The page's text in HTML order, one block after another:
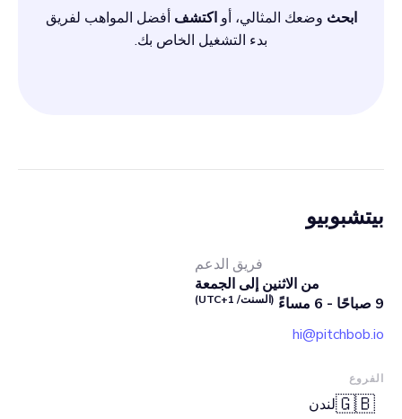
ابحث وضعك المثالي، أواكتشف أفضل المواهب لفريق
بدء التشغيل الخاص بك.
بيتشبوبيو
فريق الدعم
من الاثنين إلى الجمعة
9 صباحًا - 6 مساءً
(السنت/ UTC+1)
hi@pitchbob.io
الفروع
🇬🇧لندن